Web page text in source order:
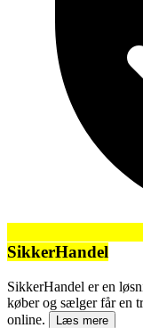
SikkerHandel
SikkerHandel er en
køber og sælger får en
online.
Læs mere